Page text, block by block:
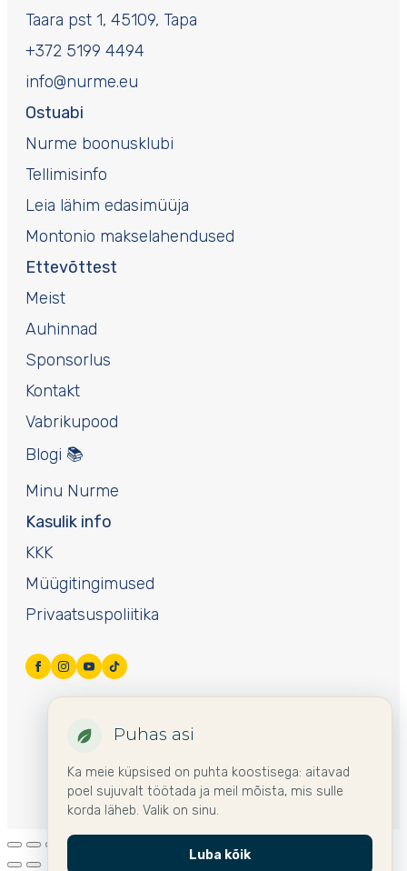
Kasulik info
KKK
Müügitingimused
Privaatsuspoliitika
Ettevõttest
Meist
Auhinnad
Sponsorlus
Kontakt
Vabrikupood
Blogi 📚
Minu Nurme
Ostuabi
Nurme boonusklubi
Tellimisinfo
Leia lähim edasimüüja
Montonio makselahendused
Taara pst 1, 45109, Tapa
+372 5199 4494
info@nurme.eu
Puhas asi
Ka meie küpsised on puhta koostisega: aitavad
poel sujuvalt töötada ja meil mõista, mis sulle
korda läheb. Valik on sinu.
Luba kõik